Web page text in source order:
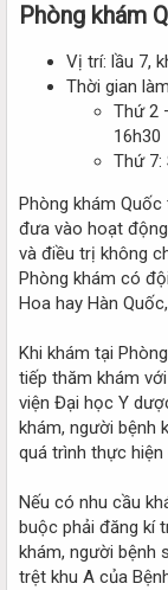
Phòng khám
Vị trí: lầu 7,
Thời gian
Thứ 2
16h30
Thứ 7:
Phòng khám
đưa vào hoạt
và điều trị không
Phòng khám có
Hoa hay Hàn
Khi khám tại
tiếp thăm khám
viện Đại học Y
khám, người bệnh
quá trình thực
Nếu có nhu cầu
buộc phải đăng kí
khám, người bệnh
trệt khu A của